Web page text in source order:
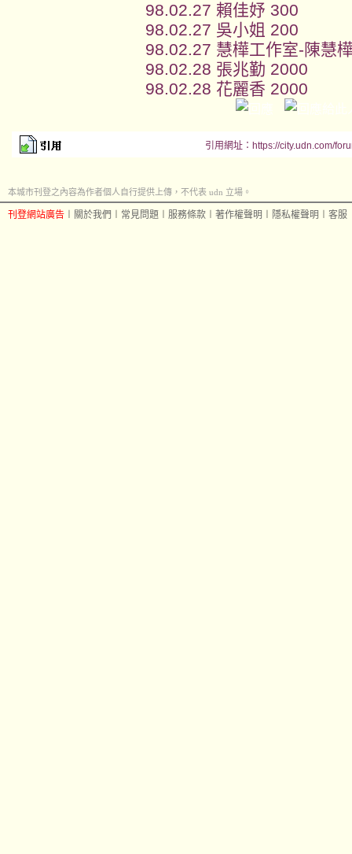
98.02.27 賴佳妤 300
98.02.27 吳小姐 200
98.02.27 慧樺工作室-陳慧
98.02.28 張兆勤 2000
98.02.28 花麗香 2000
引用網址：https://city.udn.com/
本城市刊登之內容為作者個人自行提供上傳，不代表 udn 立場。
刊登網站廣告 關於我們 常見問題 服務條款 著作權聲明 隱私權聲明 客服